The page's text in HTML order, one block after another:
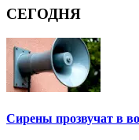
СЕГОДНЯ
Сирены прозвучат в